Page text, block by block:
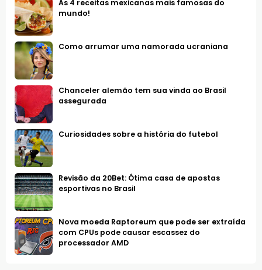
As 4 receitas mexicanas mais famosas do
mundo!
Como arrumar uma namorada ucraniana
Chanceler alemão tem sua vinda ao Brasil
assegurada
Curiosidades sobre a história do futebol
Revisão da 20Bet: Ótima casa de apostas
esportivas no Brasil
Nova moeda Raptoreum que pode ser extraída
com CPUs pode causar escassez do
processador AMD